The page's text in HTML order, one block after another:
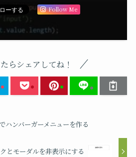
Follow Me
らシェアしてね！
ハンバーガーメニューを作る
とモーダルを非表示にする